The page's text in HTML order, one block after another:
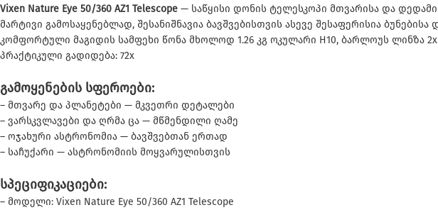
Vixen Nature Eye 50/360 AZ1 Telescope — საწყისი დონის ტელესკოპი მთვარისა და
მარტივი გამოსაყენებლად, შესანიშნავია ბავშვებისთვის ასევე შესაფერისია
კომფორტული მაგიდის სამფეხი წონა მხოლოდ 1.26 კგ ოკულარი H10, ბარლოუს ლინზა 2x
პრაქტიკული გადიდება: 72x
გამოყენების სფეროები:
– მთვარე და პლანეტები — მკვეთრი დეტალები
– ვარსკვლავები და ღრმა ცა — მწმენდილი ღამე
– ოჯახური ასტრონომია — ბავშვებთან ერთად
– საჩუქარი — ასტრონომიის მოყვარულისთვის
სპეციფიკაციები:
– მოდელი: Vixen Nature Eye 50/360 AZ1 Telescope